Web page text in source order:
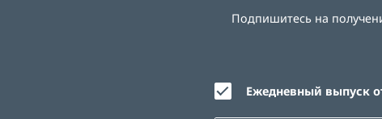
Подпишитесь на
Ежедневный выпуск